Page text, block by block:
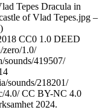
Tepes Dracula in
of Vlad Tepes.jpg –
CC0 1.0 DEED
zero/1.0/
sounds/419507/
sounds/218201/
4.0/ CC BY-NC 4.0
2024.